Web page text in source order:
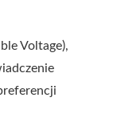
Voltage),